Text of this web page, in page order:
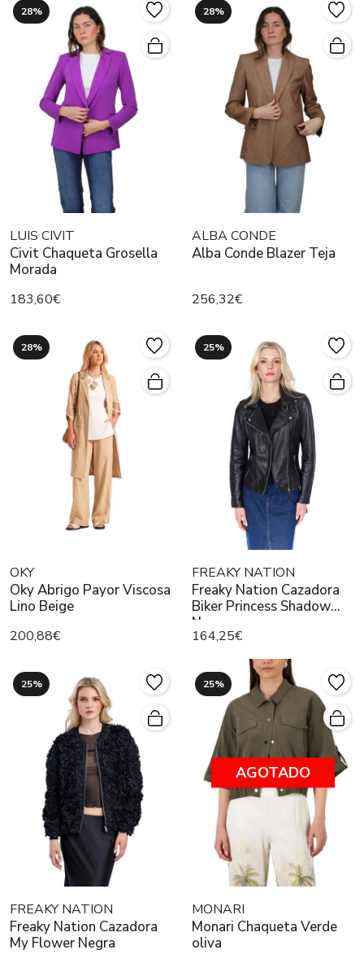
28%
LUIS CIVIT
Civit Chaqueta Grosella
Morada
183,60€
28%
ALBA CONDE
Alba Conde Blazer Teja
256,32€
28%
OKY
Oky Abrigo Payor Viscosa
Lino Beige
200,88€
25%
FREAKY NATION
Freaky Nation Cazadora
Biker Princess Shadow
Negra
164,25€
25%
FREAKY NATION
Freaky Nation Cazadora
My Flower Negra
25%
AGOTADO
MONARI
Monari Chaqueta Verde
oliva